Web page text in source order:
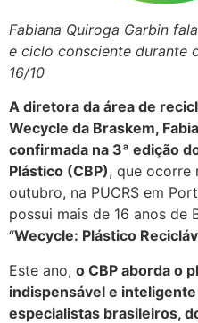
Fabiana Quiroga Garbin
e ciclo consciente durante
16/10
A diretora da área de
Wecycle da Braskem,
confirmada na 3ª edição
Plástico (CBP), que ocorre
outubro, na PUCRS em
possui mais de 16 anos de
“Wecycle: Plástico
Este ano, o CBP aborda o
indispensável e
especialistas brasileiros,